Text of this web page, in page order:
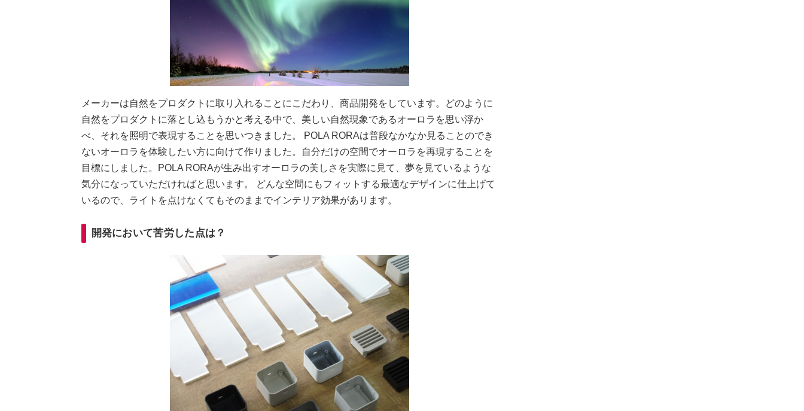
メーカーは自然をプロダクトに取り入れることにこだわり、商品開発をしています。どのように
自然をプロダクトに落とし込もうかと考える中で、美しい自然現象であるオーロラを思い浮か
べ、それを照明で表現することを思いつきました。 POLA RORAは普段なかなか見ることのでき
ないオーロラを体験したい方に向けて作りました。自分だけの空間でオーロラを再現することを
目標にしました。POLA RORAが生み出すオーロラの美しさを実際に見て、夢を見ているような
気分になっていただければと思います。 どんな空間にもフィットする最適なデザインに仕上げて
いるので、ライトを点けなくてもそのままでインテリア効果があります。
開発において苦労した点は？